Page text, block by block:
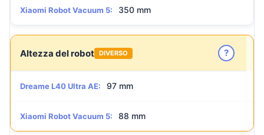
Xiaomi Robot Vacuum 5: 350 mm
Altezza del robot DIVERSO ?
Dreame L40 Ultra AE: 97 mm
Xiaomi Robot Vacuum 5: 88 mm